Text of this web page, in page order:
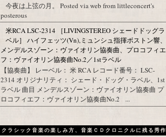
今夜は上弦の月。 Posted via web from littleconcert's
posterous
米RCA LSC-2314 ［LIVINGSTEREO シェードドッグラ
ベル］ ハイフェッツ(Vn),ミュンシュ指揮ボストン響、
メンデルスゾーン：ヴァイオリン協奏曲、プロコフィエ
フ：ヴァイオリン協奏曲No.2／1stラベル
【協奏曲】 レーベル： 米 RCA レコード番号： LSC-
2314 オリジナリティ： シェード・ドッグ・ラベル、1st
ラベル 曲目 メンデルスゾーン：ヴァイオリン協奏曲 プ
ロコフィエフ：ヴァイオリン協奏曲No.2 ...
クラシック音楽の楽しみ方、音楽ＣＤクロニクルに残る秀作